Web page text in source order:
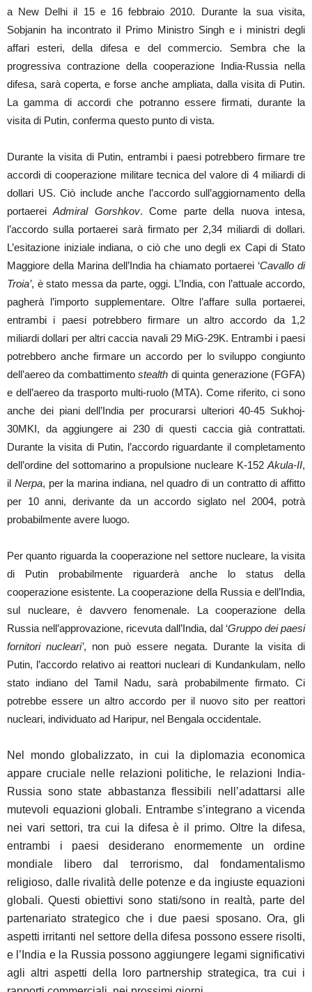
a New Delhi il 15 e 16 febbraio 2010. Durante la sua visita,
Sobjanin ha incontrato il Primo Ministro Singh e i ministri degli
affari esteri, della difesa e del commercio. Sembra che la
progressiva contrazione della cooperazione India-Russia nella
difesa, sarà coperta, e forse anche ampliata, dalla visita di Putin.
La gamma di accordi che potranno essere firmati, durante la
visita di Putin, conferma questo punto di vista.
Durante la visita di Putin, entrambi i paesi potrebbero firmare tre
accordi di cooperazione militare tecnica del valore di 4 miliardi di
dollari US. Ciò include anche l’accordo sull’aggiornamento della
portaereiAdmiral Gorshkov. Come parte della nuova intesa,
l’accordo sulla portaerei sarà firmato per 2,34 miliardi di dollari.
L’esitazione iniziale indiana, o ciò che uno degli ex Capi di Stato
Maggiore della Marina dell’India ha chiamato portaerei ‘Cavallo di
Troia’, è stato messa da parte, oggi. L’India, con l’attuale accordo,
pagherà l’importo supplementare. Oltre l’affare sulla portaerei,
entrambi i paesi potrebbero firmare un altro accordo da 1,2
miliardi dollari per altri caccia navali 29 MiG-29K. Entrambi i paesi
potrebbero anche firmare un accordo per lo sviluppo congiunto
dell’aereo da combattimentostealth di quinta generazione (FGFA)
e dell’aereo da trasporto multi-ruolo (MTA). Come riferito, ci sono
anche dei piani dell’India per procurarsi ulteriori 40-45 Sukhoj-
30MKI, da aggiungere ai 230 di questi caccia già contrattati.
Durante la visita di Putin, l’accordo riguardante il completamento
dell’ordine del sottomarino a propulsione nucleare K-152 Akula-II,
il Nerpa, per la marina indiana, nel quadro di un contratto di affitto
per 10 anni, derivante da un accordo siglato nel 2004, potrà
probabilmente avere luogo.
Per quanto riguarda la cooperazione nel settore nucleare, la visita
di Putin probabilmente riguarderà anche lo status della
cooperazione esistente. La cooperazione della Russia e dell’India,
sul nucleare, è davvero fenomenale. La cooperazione della
Russia nell’approvazione, ricevuta dall’India, dal ‘Gruppo dei paesi
fornitori nucleari’, non può essere negata. Durante la visita di
Putin, l’accordo relativo ai reattori nucleari di Kundankulam, nello
stato indiano del Tamil Nadu, sarà probabilmente firmato. Ci
potrebbe essere un altro accordo per il nuovo sito per reattori
nucleari, individuato ad Haripur, nel Bengala occidentale.
Nel mondo globalizzato, in cui la diplomazia economica
appare cruciale nelle relazioni politiche, le relazioni India-
Russia sono state abbastanza flessibili nell’adattarsi alle
mutevoli equazioni globali. Entrambe s’integrano a vicenda
nei vari settori, tra cui la difesa è il primo. Oltre la difesa,
entrambi i paesi desiderano enormemente un ordine
mondiale libero dal terrorismo, dal fondamentalismo
religioso, dalle rivalità delle potenze e da ingiuste equazioni
globali. Questi obiettivi sono stati/sono in realtà, parte del
partenariato strategico che i due paesi sposano. Ora, gli
aspetti irritanti nel settore della difesa possono essere risolti,
e l’India e la Russia possono aggiungere legami significativi
agli altri aspetti della loro partnership strategica, tra cui i